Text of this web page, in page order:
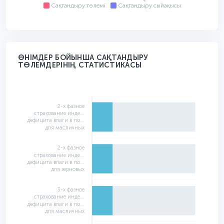
Сақтандыру төлемі Сақтандыру сыйақысы
ӨНІМДЕР БОЙЫНША САҚТАНДЫРУ
ТӨЛЕМДЕРІНІҢ СТАТИСТИКАСЫ
2-х фазное
страхование инде...
дефицита влаги в по...
для масличных
2-х фазное
страхование инде...
дефицита влаги в по...
для зерновых
3-х фазное
страхование инде...
дефицита влаги в по...
для масличных